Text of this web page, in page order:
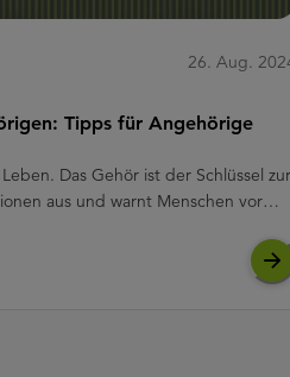
26. Aug.
Tipps für Angehörige
Das Gehör ist der Schlüssel zur
aus und warnt Menschen vor
schlechter hören? Nicht nur
auch für Familie und Freunde